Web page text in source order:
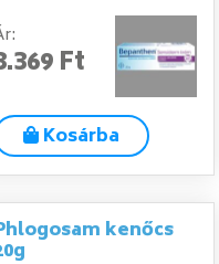
Ft
Kosárba
kenőcs